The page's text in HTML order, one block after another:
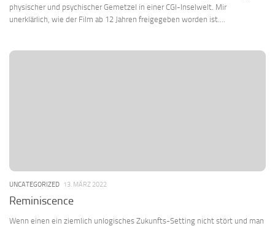
physischer und psychischer Gemetzel in einer CGI-Inselwelt. Mir
unerklärlich, wie der Film ab 12 Jahren freigegeben worden ist....
UNCATEGORIZED 13. MÄRZ 2022
Reminiscence
Wenn einen ein ziemlich unlogisches Zukunfts-Setting nicht stört und man